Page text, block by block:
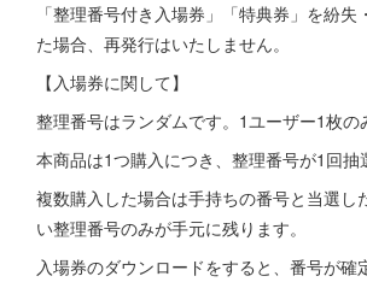
「整理番号付き入場券」「特典券」を紛
た場合、再発行はいたしません。
【入場券に関して】
整理番号はランダムです。1ユーザー1枚の
本商品は1つ購入につき、整理番号が1回抽
複数購入した場合は手持ちの番号と当選し
い整理番号のみが手元に残ります。
入場券のダウンロードをすると、番号が確